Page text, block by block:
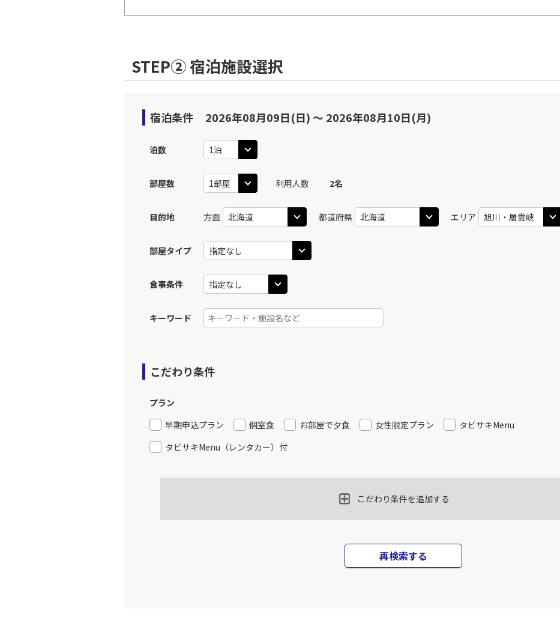
STEP② 宿泊施設選択
宿泊条件 2026年08月09日(日) 〜 2026年08月10日(月)
泊数
部屋数 利用人数 2名
目的地 方面 都道府県 エリア
部屋タイプ
食事条件
キーワード
こだわり条件
プラン
早期申込プラン
個室食 お部屋で夕食 女性限定プラン
タビサキMenu
タビサキMenu（レンタカー）付
こだわり条件を追加する
再検索する